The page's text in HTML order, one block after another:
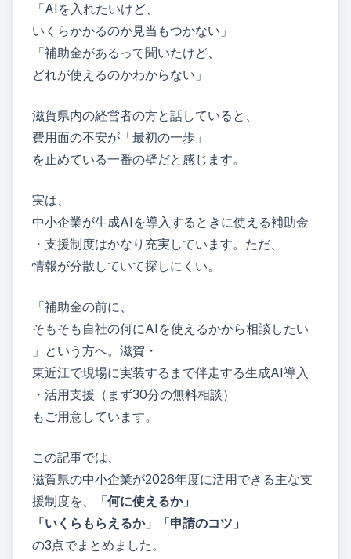
「AIを入れたいけど、
いくらかかるのか見当もつかない」
「補助金があるって聞いたけど、
どれが使えるのかわからない」
滋賀県内の経営者の方と話していると、
費用面の不安が「最初の一歩」
を止めている一番の壁だと感じます。
実は、
中小企業が生成AIを導入するときに使える補助金
・支援制度はかなり充実しています。ただ、
情報が分散していて探しにくい。
「補助金の前に、
そもそも自社の何にAIを使えるかから相談したい
」という方へ。滋賀・
東近江で現場に実装するまで伴走する生成AI導入
・活用支援（まず30分の無料相談）
もご用意しています。
この記事では、
滋賀県の中小企業が2026年度に活用できる主な支
援制度を、
「何に使えるか」
「いくらもらえるか」「申請のコツ」
の3点でまとめました。